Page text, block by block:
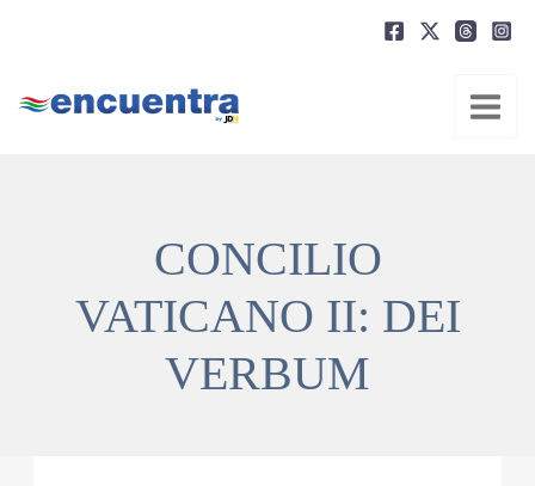
CONCILIO
VATICANO II: DEI
VERBUM